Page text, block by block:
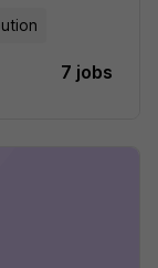
7 jobs